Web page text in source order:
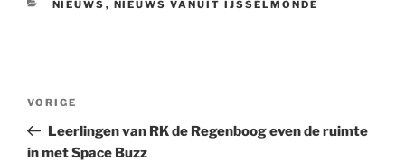
CATEGORIEËN
NIEUWS , NIEUWS VANUIT IJSSELMONDE
Vorig
bericht
VORIGE
Leerlingen van RK de Regenboog even de ruimte
in met Space Buzz